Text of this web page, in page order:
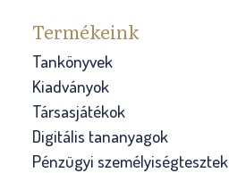
Termékeink
Tankönyvek
Kiadványok
Társasjátékok
Digitális tananyagok
Pénzügyi személyiségtesztek